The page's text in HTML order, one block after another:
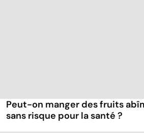
Peut-on manger des fruits
sans risque pour la santé ?